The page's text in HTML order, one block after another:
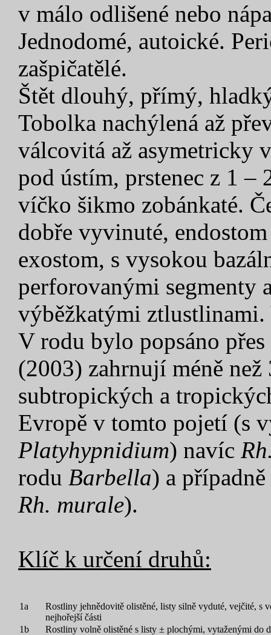
v málo odlišené nebo
Jednodomé, autoické.
zašpičatělé.
Štět dlouhý, přímý,
Tobolka nachýlená až
válcovitá až asymetricky
pod ústím, prstenec z 1 –
víčko šikmo zobánkaté.
dobře vyvinuté,
exostom, s vysokou
perforovanými segmenty
výběžkatými
V rodu bylo popsáno
(2003) zahrnují méně
subtropických a
Evropě v tomto pojetí (s
Platyhypnidium) navíc
rodu Barbella) a případně
Rh. murale).
Klíč k určení druhů:
1a
Rostliny jehnědovitě olistěné, listy silně vyduté, vejčité, s
nejhořejší části
1b
Rostliny volně olistěné s listy ± plochými, vytaženými do